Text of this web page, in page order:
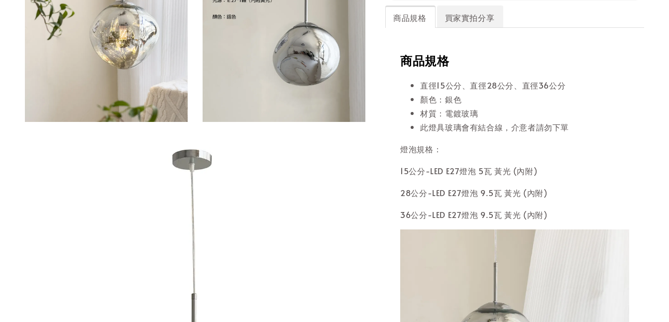
商品規格 買家實拍分享
商品規格
直徑15公分、直徑28公分、直徑36公分
顏色：銀色
材質：電鍍玻璃
此燈具玻璃會有結合線，介意者請勿下單
燈泡規格：
15公分-LED E27燈泡 5瓦 黃光 (內附)
28公分-LED E27燈泡 9.5瓦 黃光 (內附)
36公分-LED E27燈泡 9.5瓦 黃光 (內附)